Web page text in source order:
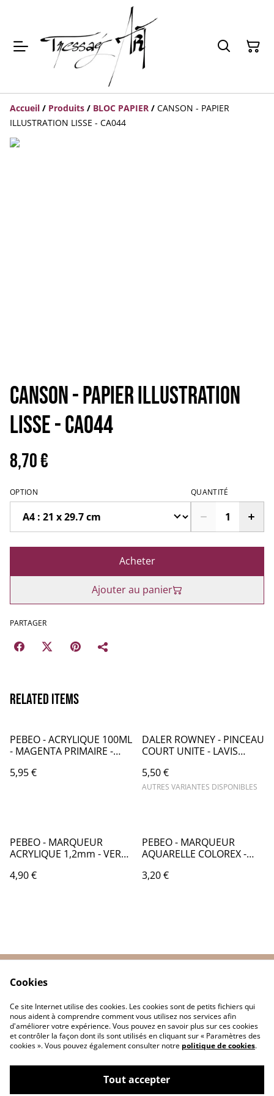
Accueil / Produits / BLOC PAPIER / CANSON - PAPIER
ILLUSTRATION LISSE - CA044
CANSON - PAPIER ILLUSTRATION
LISSE - CA044
8,70 €
OPTION QUANTITÉ
Acheter
Ajouter au panier
PARTAGER
Related items
PEBEO - ACRYLIQUE 100ML
- MAGENTA PRIMAIRE -
5,95 €
DALER ROWNEY - PINCEAU
COURT UNITE - LAVIS
5,50 €
AUTRES VARIANTES DISPONIBLES
PEBEO - MARQUEUR
ACRYLIQUE 1,2mm - VERT
4,90 €
PEBEO - MARQUEUR
AQUARELLE COLOREX -
3,20 €
Politique de
confidentialité
Politique de cookies
Cookies
Ce site Internet utilise des cookies. Les cookies sont de petits fichiers qui
nous aident à comprendre comment vous utilisez nos services afin
d'améliorer votre expérience. Vous pouvez en savoir plus sur ces cookies
et contrôler la façon dont ils sont utilisés en cliquant sur « Paramètres des
cookies ». Vous pouvez également consulter notre politique de cookies.
Tout accepter